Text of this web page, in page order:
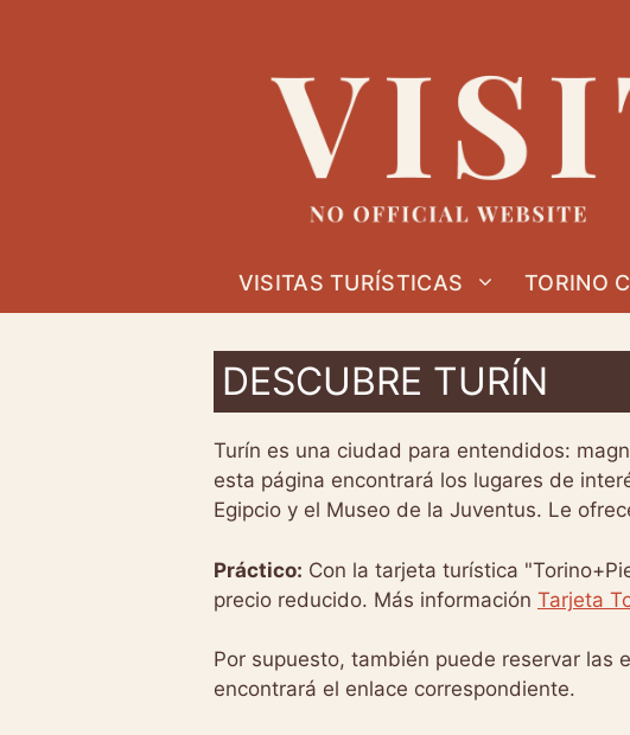
VISITAS TURÍSTICAS TORINO
DESCUBRE TURÍN
Turín es una ciudad para entendidos:
esta página encontrará los lugares de
Egipcio y el Museo de la Juventus. Le
Práctico: Con la tarjeta turística
precio reducido. Más información Tarjeta
Por supuesto, también puede reservar las
encontrará el enlace correspondiente.